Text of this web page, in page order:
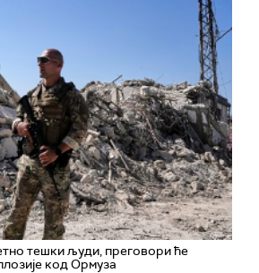
тешки људи, преговори ће
код Ормуза